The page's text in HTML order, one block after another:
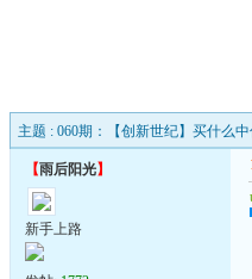
主题 : 060期：【创新世纪】买什么
【雨后阳光】
新手上路